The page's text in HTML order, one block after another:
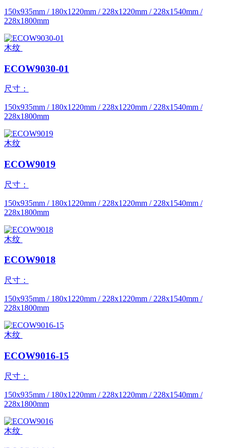
150x935mm / 180x1220mm / 228x1220mm / 228x1540mm /
228x1800mm
木纹
ECOW9030-01
尺寸：
150x935mm / 180x1220mm / 228x1220mm / 228x1540mm /
228x1800mm
木纹
ECOW9019
尺寸：
150x935mm / 180x1220mm / 228x1220mm / 228x1540mm /
228x1800mm
木纹
ECOW9018
尺寸：
150x935mm / 180x1220mm / 228x1220mm / 228x1540mm /
228x1800mm
木纹
ECOW9016-15
尺寸：
150x935mm / 180x1220mm / 228x1220mm / 228x1540mm /
228x1800mm
木纹